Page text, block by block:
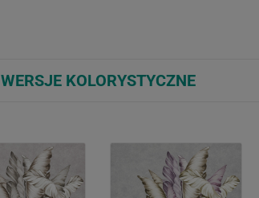
WERSJE KOLORYSTYCZNE